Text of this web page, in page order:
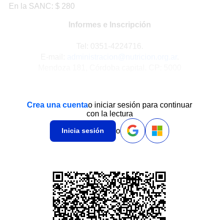
En la SANC: $ 280
Informes e Inscripción
Crea una cuentao iniciar sesión para continuar
con la lectura
Inicia sesión o